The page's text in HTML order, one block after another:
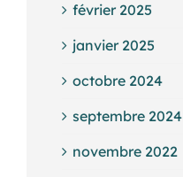
février 2025
janvier 2025
octobre 2024
septembre 2024
novembre 2022